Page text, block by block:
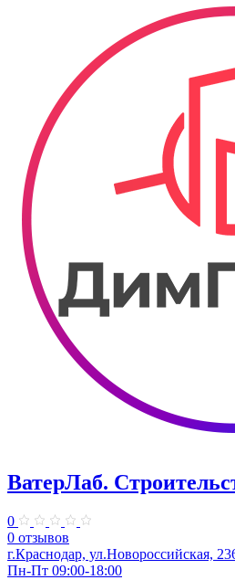
ВатерЛаб.
0
0 отзывов
г.Краснодар, ул.Новороссийская,
Пн-Пт 09:00-18:00